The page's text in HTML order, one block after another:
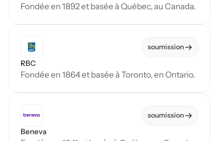
Fondée en 1892 et basée à Québec, au Canada.
soumission
RBC
Fondée en 1864 et basée à Toronto, en Ontario.
soumission
Beneva